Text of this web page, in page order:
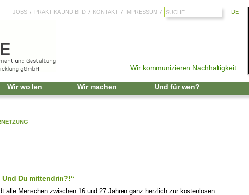
Wir kommunizieren Nachhaltigkeit
JOBS PRAKTIKA UND BFD KONTAKT IMPRESSUM DE
Zum Inhalt springen
Wir wollen Wir machen Und für wen?
Und Du mittendrin?!“
alle Menschen zwischen 16 und 27 Jahren ganz herzlich zur kostenlosen